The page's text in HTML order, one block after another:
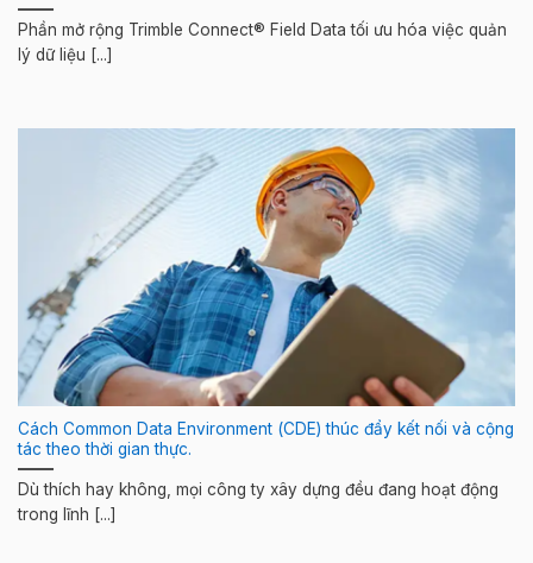
Phần mở rộng Trimble Connect® Field Data tối ưu hóa việc quản
lý dữ liệu [...]
Cách Common Data Environment (CDE) thúc đẩy kết nối và cộng
tác theo thời gian thực.
Dù thích hay không, mọi công ty xây dựng đều đang hoạt động
trong lĩnh [...]